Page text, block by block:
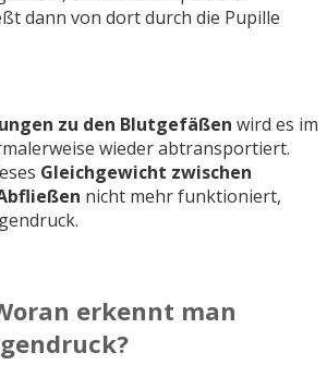
dann von dort durch die Pupille
zu den Blutgefäßen wird es im
wieder abtransportiert.
Gleichgewicht zwischen
nicht mehr funktioniert,
erkennt man